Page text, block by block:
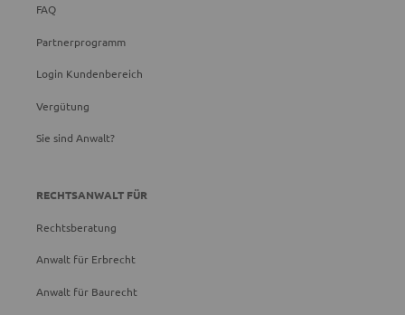
FAQ
Partnerprogramm
Login Kundenbereich
Vergütung
Sie sind Anwalt?
RECHTSANWALT FÜR
Rechtsberatung
Anwalt für Erbrecht
Anwalt für Baurecht